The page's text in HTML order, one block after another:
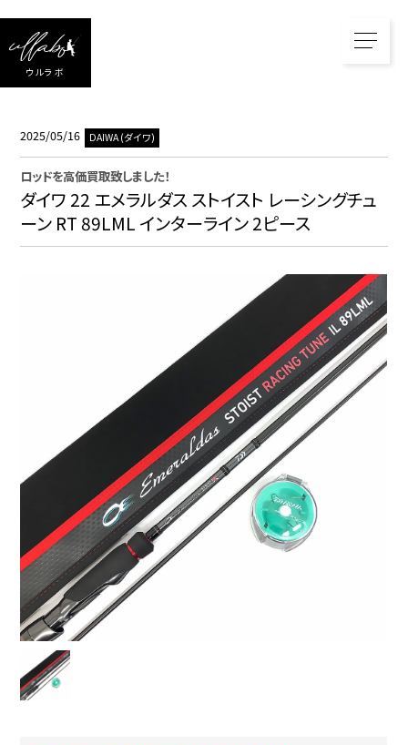
ウルラボ
2025/05/16 DAIWA (ダイワ)
ロッドを高価買取致しました！
ダイワ 22 エメラルダス ストイスト レーシングチュ
ーン RT 89LML インターライン 2ピース